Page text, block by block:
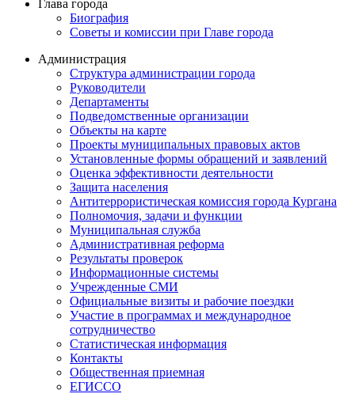
Глава города
Биография
Советы и комиссии при Главе города
Администрация
Структура администрации города
Руководители
Департаменты
Подведомственные организации
Объекты на карте
Проекты муниципальных правовых актов
Установленные формы обращений и заявлений
Оценка эффективности деятельности
Защита населения
Антитеррористическая комиссия города Кургана
Полномочия, задачи и функции
Муниципальная служба
Административная реформа
Результаты проверок
Информационные системы
Учрежденные СМИ
Официальные визиты и рабочие поездки
Участие в программах и международное
сотрудничество
Статистическая информация
Контакты
Общественная приемная
ЕГИССО